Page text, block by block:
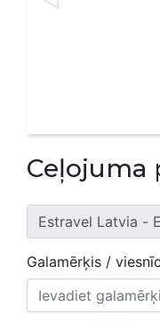
Ceļojuma
Galamērķis /